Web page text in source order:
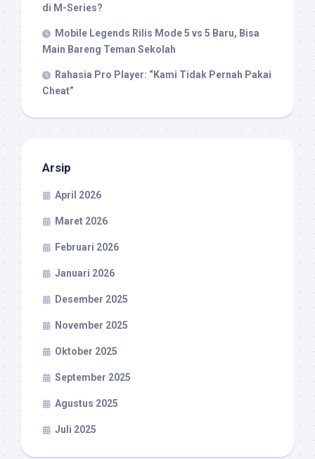
di M-Series?
Mobile Legends Rilis Mode 5 vs 5 Baru, Bisa
Main Bareng Teman Sekolah
Rahasia Pro Player: “Kami Tidak Pernah Pakai
Cheat”
Arsip
April 2026
Maret 2026
Februari 2026
Januari 2026
Desember 2025
November 2025
Oktober 2025
September 2025
Agustus 2025
Juli 2025